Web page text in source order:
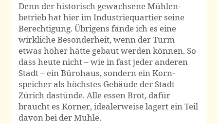
Denn der historisch gewachsene Mühlen­
betrieb hat hier im Industrie­quartier seine
Berechtigung. Übrigens fände ich es eine
wirkliche Besonder­heit, wenn der Turm
etwas höher hätte gebaut werden können. So
dass heute nicht – wie in fast jeder anderen
Stadt – ein Bürohaus, sondern ein Korn­
speicher als höchstes Gebäude der Stadt
Zürich dastünde. Alle essen Brot, dafür
braucht es Körner, idealer­weise lagert ein Teil
davon bei der Mühle.